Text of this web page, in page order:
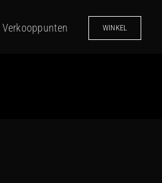
Verkooppunten WINKEL